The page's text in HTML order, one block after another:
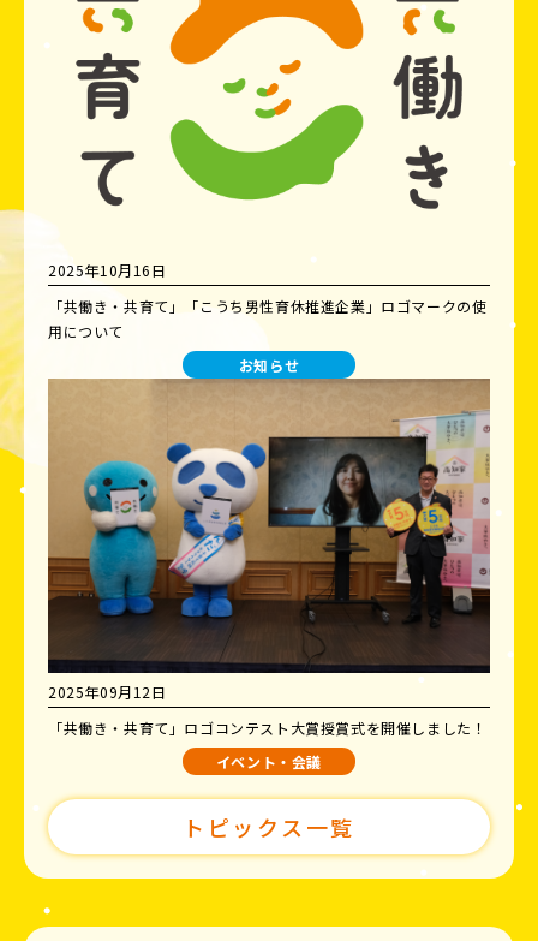
2025年10月16日
「共働き・共育て」「こうち男性育休推進企業」ロゴマークの使
用について
お知らせ
2025年09月12日
「共働き・共育て」ロゴコンテスト大賞授賞式を開催しました！
イベント・会議
トピックス一覧